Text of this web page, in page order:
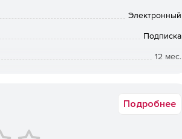
один клик с использованием функции
домена.
Электронный
Подписка
12 мес.
Подробнее